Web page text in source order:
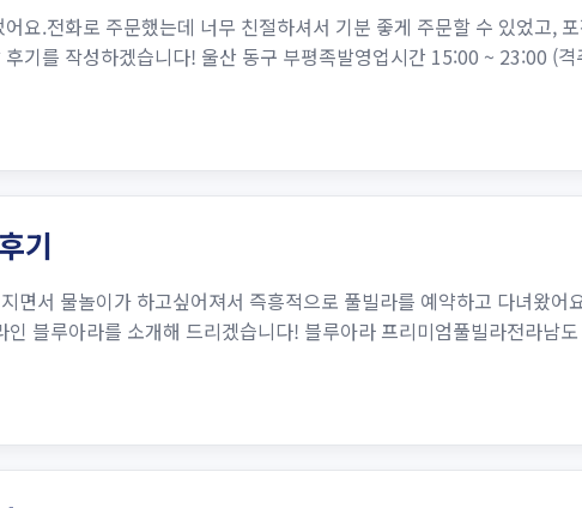
요.전화로 주문했는데 너무 친절하셔서 기분 좋게 주문할 수 있었고,
기를 작성하겠습니다! 울산 동구 부평족발영업시간 15:00 ~ 23:00 (
기
면서 물놀이가 하고싶어져서 즉흥적으로 풀빌라를 예약하고 다녀왔어
블루아라를 소개해 드리겠습니다! 블루아라 프리미엄풀빌라전라남